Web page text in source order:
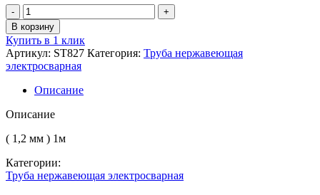
Количество
товара
Труба
электросварная
нерж.
38.0
AISI
201
имп
В корзину
Купить в 1 клик
Артикул: ST827 Категория: Труба нержавеющая
электросварная
Описание
Описание
( 1,2 мм ) 1м
Категории:
Труба нержавеющая электросварная